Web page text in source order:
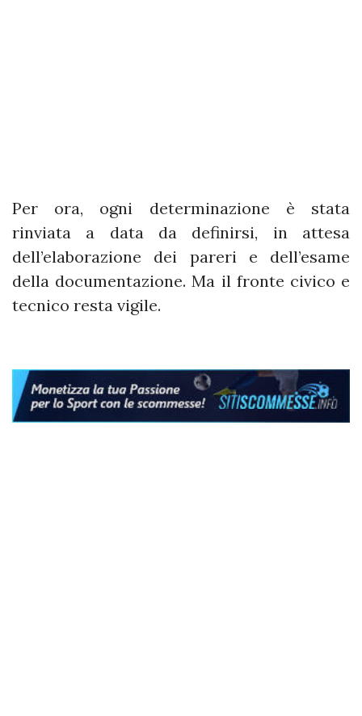
Per ora, ogni determinazione è stata
rinviata a data da definirsi, in attesa
dell’elaborazione dei pareri e dell’esame
della documentazione. Ma il fronte civico e
tecnico resta vigile.